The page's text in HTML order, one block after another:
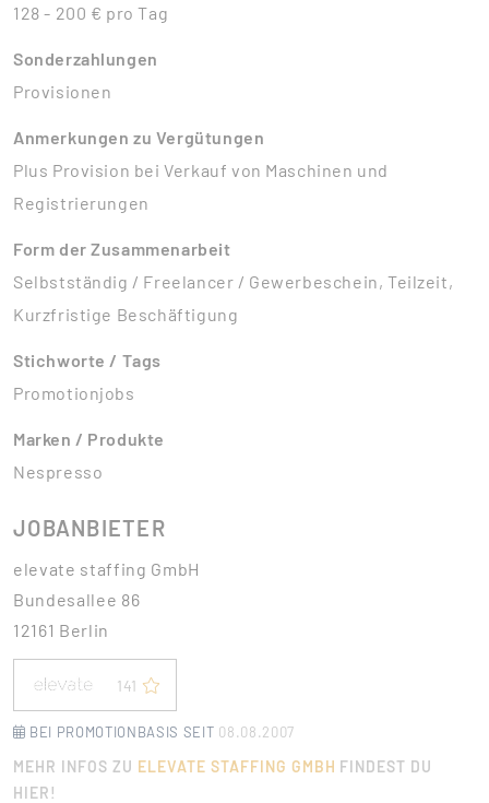
128 - 200 € pro Tag
Sonderzahlungen
Provisionen
Anmerkungen zu Vergütungen
Plus Provision bei Verkauf von Maschinen und
Registrierungen
Form der Zusammenarbeit
Selbstständig / Freelancer / Gewerbeschein, Teilzeit,
Kurzfristige Beschäftigung
Stichworte / Tags
Promotionjobs
Marken / Produkte
Nespresso
JOBANBIETER
elevate staffing GmbH
Bundesallee 86
12161 Berlin
141
BEI PROMOTIONBASIS SEIT 08.08.2007
MEHR INFOS ZU ELEVATE STAFFING GMBH FINDEST DU
HIER!